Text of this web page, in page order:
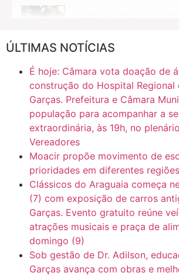
CASO SAIURY - SEM CORTES
Mini Ginásio de Aragarças-
ÚLTIMAS NOTÍCIAS
É hoje: Câmara vota doação de
construção do Hospital Regional
Garças. Prefeitura e Câmara
população para acompanhar a
extraordinária, às 19h, no
Vereadores
Moacir propõe movimento de
prioridades em diferentes
Clássicos do Araguaia começa
(7) com exposição de carros
Garças. Evento gratuito reúne
atrações musicais e praça de
domingo (9)
Sob gestão de Dr. Adilson,
Garças avança com obras e